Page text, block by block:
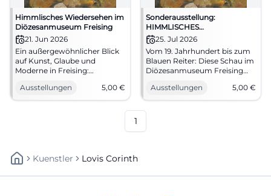
Himmlisches Wiedersehen im
Diözesanmuseum Freising
21. Jun 2026
Ein außergewöhnlicher Blick
auf Kunst, Glaube und
Moderne in Freising:
zeigt Meisterwerke von
Overbeck bis Kandinsky.
Ausstellungen 5,00 €
Sonderausstellung:
HIMMLISCHES
WIEDERSEHEN. Von Ludwig I.
zum Blauen Reiter
25. Jul 2026
Vom 19. Jahrhundert bis zum
Blauen Reiter: Diese Schau im
Diözesanmuseum Freising
Moderne und große Namen.
25.07.2026, 5 €. #Kunst
Ausstellungen 5,00 €
1
Kuenstler Lovis Corinth